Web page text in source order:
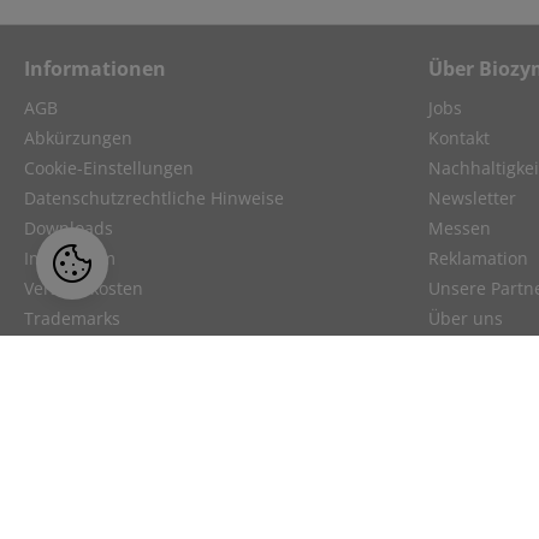
Informationen
AGB
Abkürzungen
Cookie-Einstellungen
Datenschutzrechtliche Hinweise
Downloads
Impressum
Versandkosten
Trademarks
Über
Jobs
Kontakt
Newsletter
Messen
Reklamation
Unsere
Über uns